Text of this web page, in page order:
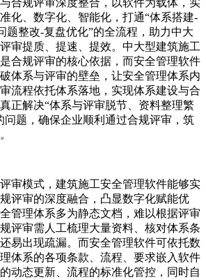
合规评审深度整合，以软件为载体，实
化、数字化、智能化，打通“体系搭建-
题整改-复盘优化”的全流程，助力中大
审提质、提速、提效。中大型建筑施工
合规评审的核心依据，而安全管理软件
体系与评审的壁垒，让安全管理体系内
流程依托体系落地，实现体系建设与合
正解决“体系与评审脱节、资料整理繁
问题，确保企业顺利通过合规评审，筑
审模式，建筑施工安全管理软件能够实
评审的深度融合，凸显数字化赋能优
管理体系多为静态文档，难以根据评审
评审需人工梳理大量资料、核对体系条
易出现疏漏。而安全管理软件可依托数
体系的各项条款、流程、要求嵌入软件
动态更新、流程的标准化管控，同时自